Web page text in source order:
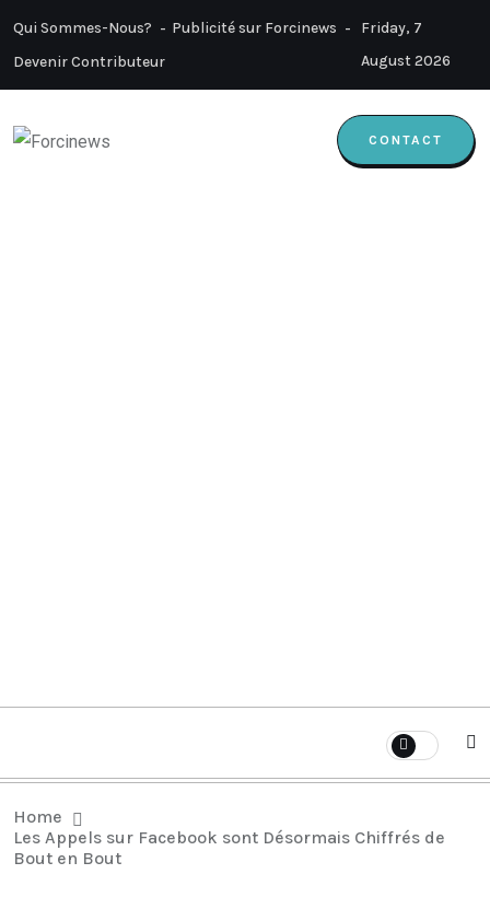
Qui Sommes-Nous?
Publicité sur Forcinews
Devenir Contributeur
Friday, 7
August 2026
CONTACT
Home
Les Appels sur Facebook sont Désormais Chiffrés de
Bout en Bout